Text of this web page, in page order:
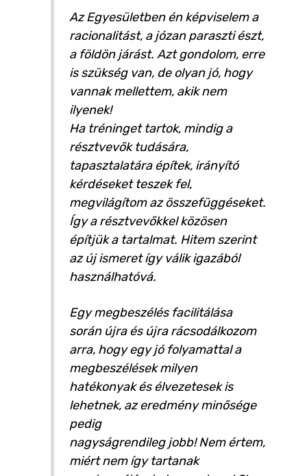
Az Egyesületben én képviselem a
racionalitást, a józan paraszti észt,
a földön járást. Azt gondolom, erre
is szükség van, de olyan jó, hogy
vannak mellettem, akik nem
ilyenek!
Ha tréninget tartok, mindig a
résztvevők tudására,
tapasztalatára építek, irányító
kérdéseket teszek fel,
megvilágítom az összefüggéseket.
Így a résztvevőkkel közösen
építjük a tartalmat. Hitem szerint
az új ismeret így válik igazából
használhatóvá.
Egy megbeszélés facilitálása
során újra és újra rácsodálkozom
arra, hogy egy jó folyamattal a
megbeszélések milyen
hatékonyak és élvezetesek is
lehetnek, az eredmény minősége
pedig
nagyságrendileg jobb! Nem értem,
miért nem így tartanak